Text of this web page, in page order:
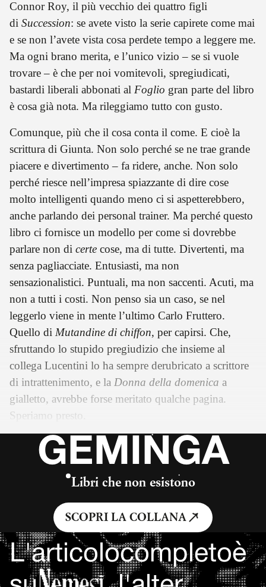
Connor Roy, il più vecchio dei quattro figli
di Succession: se avete visto la serie capirete come mai
e se non l’avete vista cosa perdete tempo a leggere me.
Ma ogni brano merita, e l’unico vizio – se si vuole
trovare – è che per noi vomitevoli, spregiudicati,
bastardi liberali abbonati al Foglio gran parte del libro
è cosa già nota. Ma rileggiamo tutto con gusto.
Comunque, più che il cosa conta il come. E cioè la
scrittura di Giunta. Non solo perché se ne trae grande
piacere e divertimento – fa ridere, anche. Non solo
perché riesce nell’impresa spiazzante di dire cose
molto intelligenti quando meno ci si aspetterebbero,
anche parlando dei personal trainer. Ma perché questo
libro ci fornisce un modello per come si dovrebbe
parlare non di certe cose, ma di tutte. Divertenti, ma
senza pagliacciate. Entusiasti, ma non
sensazionalistici. Puntuali, ma non saccenti. Acuti, ma
non a tutti i costi. Non penso sia un caso, se nel
leggerlo viene in mente l’ultimo Carlo Fruttero.
Quello di Mutandine di chiffon, per capirsi. Che,
sfruttando lo stupido pregiudizio che insieme al
collega Lucentini lo ha sempre derubricato a scrittore
di intrattenimento, e la Donna della domenica a
gialletto, avrebbe forse meritato qualche pagina.
Speriamo presto.
GEMINGA
Libri che non esistono
SCOPRI LA COLLANA
L'articolocompletoè